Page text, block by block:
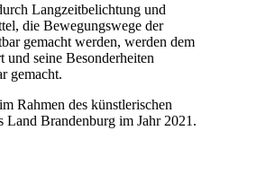
Langzeitbelichtung und
die Bewegungswege der
gemacht werden, werden dem
und seine Besonderheiten
gemacht.
Rahmen des künstlerischen
Land Brandenburg im Jahr 2021.